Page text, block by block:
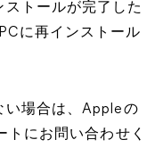
トールが完了した
に再インストール
い場合は、Appleの
にお問い合わせく